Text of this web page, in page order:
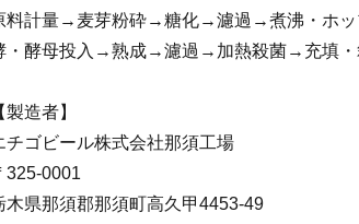
料計量→麦芽粉砕→糖化→濾過→煮沸・ホ
・酵母投入→熟成→濾過→加熱殺菌→充填
製造者】
チゴビール株式会社那須工場
325-0001
木県那須郡那須町高久甲4453-49